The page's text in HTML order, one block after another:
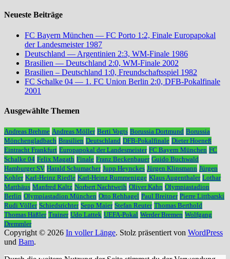
Neueste Beiträge
FC Bayern München — FC Porto 1:2, Finale Europapokal
der Landesmeister 1987
Deutschland — Argentinien 2:3, WM-Finale 1986
Brasilien — Deutschland 2:0, WM-Finale 2002
Brasilien – Deutschland 1:0, Freundschaftsspiel 1982
FC Schalke 04 — 1. FC Union Berlin 2:0, DFB-Pokalfinale
2001
Ausgewählte Themen
Andreas Brehme Andreas Möller Berti Vogts Borussia Dortmund Borussia
Mönchengladbach Brasilien Deutschland DFB-Pokalfinale Dieter Hoeneß
Eintracht Frankfurt Europapokal der Landesmeister FC Bayern München FC
Schalke 04 Felix Magath Finale Franz Beckenbauer Guido Buchwald
Hamburger SV Harald Schumacher Jupp Heynckes Jürgen Klinsmann Jürgen
Kohler Karl-Heinz Riedle Karl-Heinz Rummenigge Klaus Augenthaler Lothar
Matthäus Manfred Kaltz Norbert Nachtweih Oliver Kahn Olympiastadion
Berlin Olympiastadion München Otto Rehhagel Paul Breitner Pierre Littbarski
Rudi Völler Schiedsrichter Sepp Maier Stefan Reuter Thomas Berthold
Thomas Häßler Trainer Udo Lattek UEFA-Pokal Werder Bremen Wolfgang
Dremmler
Copyright © 2026 In voller Länge. Stolz präsentiert von WordPress
und Bam.